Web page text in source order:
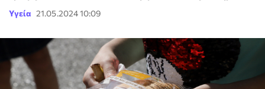
Υγεία 21.05.2024 10:09